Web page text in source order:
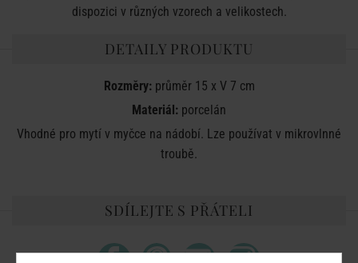
dispozici v různých vzorech a velikostech.
DETAILY PRODUKTU
Rozměry:průměr 15 x V 7 cm
Materiál: porcelán
Vhodné pro mytí v myčce na nádobí. Lze používat v mikrovlnné
troubě.
SDÍLEJTE S PŘÁTELI